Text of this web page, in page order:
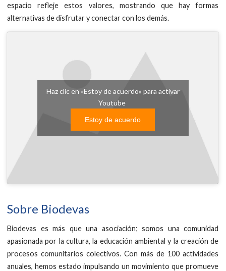
espacio refleje estos valores, mostrando que hay formas
alternativas de disfrutar y conectar con los demás.
Haz clic en «Estoy de acuerdo» para activar
Youtube
Estoy de acuerdo
Sobre Biodevas
Biodevas es más que una asociación; somos una comunidad
apasionada por la cultura, la educación ambiental y la creación de
procesos comunitarios colectivos. Con más de 100 actividades
anuales, hemos estado impulsando un movimiento que promueve